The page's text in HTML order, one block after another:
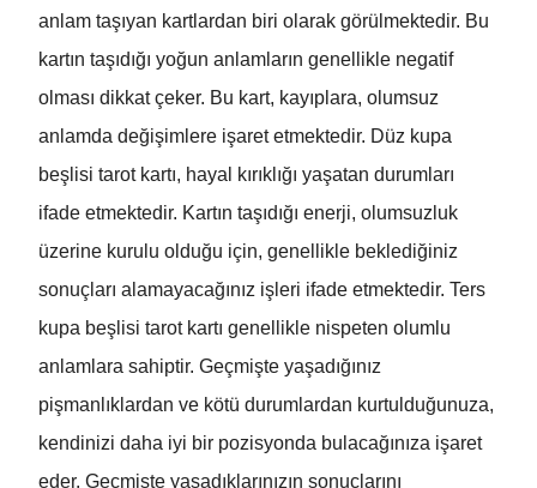
anlam taşıyan kartlardan biri olarak görülmektedir. Bu
kartın taşıdığı yoğun anlamların genellikle negatif
olması dikkat çeker. Bu kart, kayıplara, olumsuz
anlamda değişimlere işaret etmektedir. Düz kupa
beşlisi tarot kartı, hayal kırıklığı yaşatan durumları
ifade etmektedir. Kartın taşıdığı enerji, olumsuzluk
üzerine kurulu olduğu için, genellikle beklediğiniz
sonuçları alamayacağınız işleri ifade etmektedir. Ters
kupa beşlisi tarot kartı genellikle nispeten olumlu
anlamlara sahiptir. Geçmişte yaşadığınız
pişmanlıklardan ve kötü durumlardan kurtulduğunuza,
kendinizi daha iyi bir pozisyonda bulacağınıza işaret
eder. Geçmişte yaşadıklarınızın sonuçlarını